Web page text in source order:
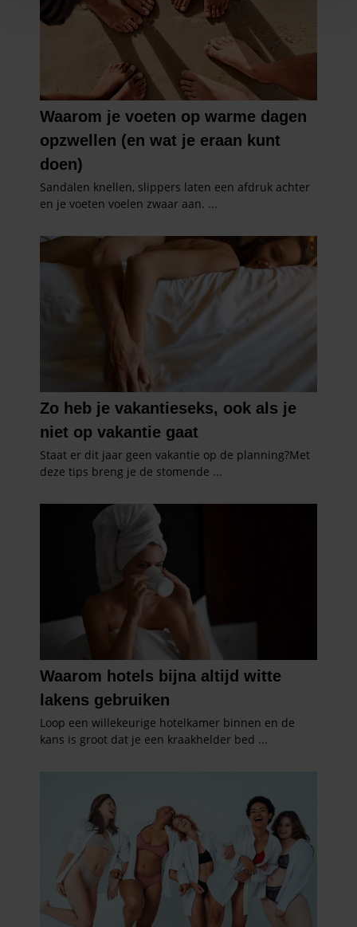
personaliseren, om functies voor social media te bieden
en om ons websiteverkeer te analyseren. Ook delen we
informatie over uw gebruik van onze site met onze
partners voor social media, adverteren en analyse. Deze
partners kunnen deze gegevens combineren met andere
informatie die u aan ze heeft verstrekt of die ze hebben
verzameld op basis van uw gebruik van hun services. U
gaat akkoord met onze cookies als u onze website blijft
gebruiken.